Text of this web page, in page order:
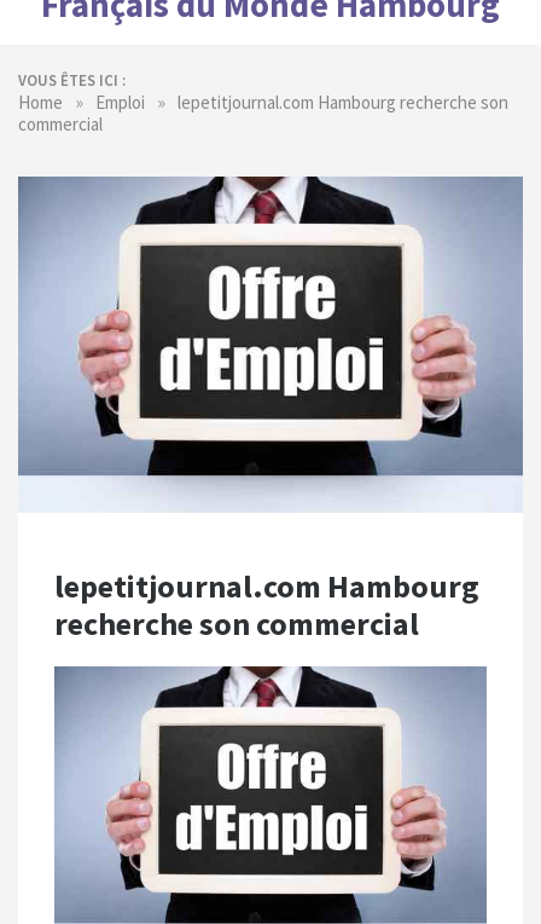
VOUS ÊTES ICI :
Home » Emploi » lepetitjournal.com Hambourg recherche son
commercial
lepetitjournal.com Hambourg
recherche son commercial